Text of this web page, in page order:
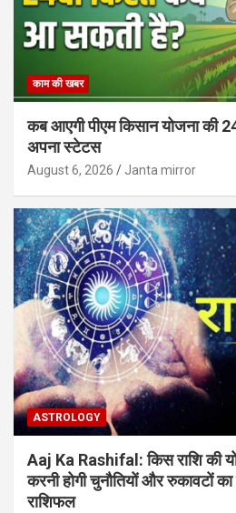
काम की खबर
कब आएगी पीएम किसान योजना की
अपना स्टेटस
August 6, 2026 Janta mirror
ASTROLOGY
Aaj Ka Rashifal: किस राशि की
करनी होगी चुनौतियों और रुकावटों
राशिफल